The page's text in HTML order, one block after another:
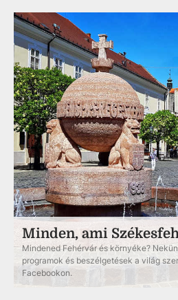
Minden, ami
Mindened Fehérvár és környéke?
programok és beszélgetések a világ
Facebookon.